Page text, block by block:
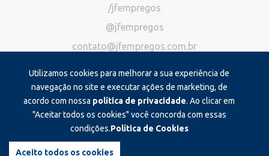
Utilizamos cookies para melhorar a sua experiência de
navegação no site e executar ações de marketing, de
acordo com nossa política de privacidade. Ao clicar em
"Aceitar todos os cookies" você concorda com essas
condições.Política de Cookies
Aceito todos os cookies
/jfempregos
@jfempregos
contato@jfempregos.com.br
Publicidade
*Exclusivo para atendimento via chat. Não atendemos ligações neste
canal
Produzido e administrado por: